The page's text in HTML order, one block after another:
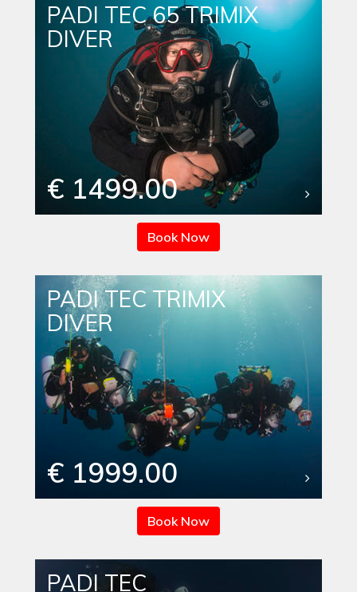
PADI TEC 65 TRIMIX
DIVER
€ 1499.00
Book Now
PADI TEC TRIMIX
DIVER
€ 1999.00
Book Now
PADI TEC